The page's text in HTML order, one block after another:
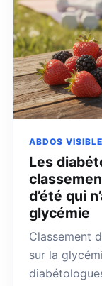
ABDOS
Les
d’été qui
glycémie
Classement
sur la